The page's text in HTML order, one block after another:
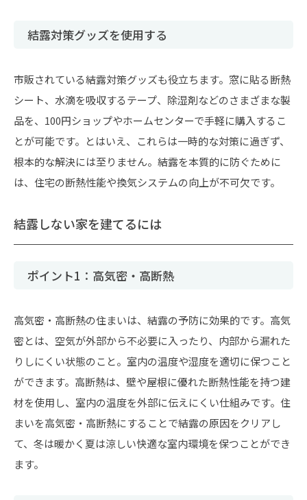
結露対策グッズを使用する
市販されている結露対策グッズも役立ちます。窓に貼る断熱
シート、水滴を吸収するテープ、除湿剤などのさまざまな製
品を、100円ショップやホームセンターで手軽に購入するこ
とが可能です。とはいえ、これらは一時的な対策に過ぎず、
根本的な解決には至りません。結露を本質的に防ぐために
は、住宅の断熱性能や換気システムの向上が不可欠です。
結露しない家を建てるには
ポイント1：高気密・高断熱
高気密・高断熱の住まいは、結露の予防に効果的です。高気
密とは、空気が外部から不必要に入ったり、内部から漏れた
りしにくい状態のこと。室内の温度や湿度を適切に保つこと
ができます。高断熱は、壁や屋根に優れた断熱性能を持つ建
材を使用し、室内の温度を外部に伝えにくい仕組みです。住
まいを高気密・高断熱にすることで結露の原因をクリアし
て、冬は暖かく夏は涼しい快適な室内環境を保つことができ
ます。